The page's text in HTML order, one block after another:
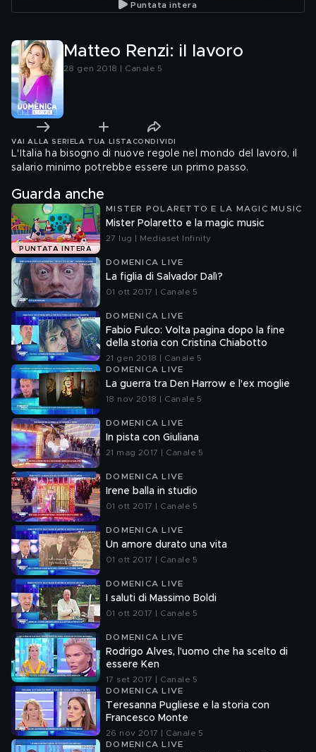
Puntata intera
Matteo Renzi: il lavoro
28 gen 2018 | Canale 5
VAI ALLA SERIE LA TUA LISTA CONDIVIDI
L'Italia ha bisogno di nuove regole nel mondo del lavoro, il
salario minimo potrebbe essere un primo passo.
Guarda anche
PUNTATA INTERA
MISTER POLARETTO E LA MAGIC MUSIC
Mister Polaretto e la magic music
27 lug | Mediaset Infinity
DOMENICA LIVE
La figlia di Salvador Dalì?
01 ott 2017 | Canale 5
DOMENICA LIVE
Fabio Fulco: Volta pagina dopo la fine
della storia con Cristina Chiabotto
21 gen 2018 | Canale 5
DOMENICA LIVE
La guerra tra Den Harrow e l'ex moglie
18 nov 2018 | Canale 5
DOMENICA LIVE
In pista con Giuliana
21 mag 2017 | Canale 5
DOMENICA LIVE
Irene balla in studio
01 ott 2017 | Canale 5
DOMENICA LIVE
Un amore durato una vita
01 ott 2017 | Canale 5
DOMENICA LIVE
I saluti di Massimo Boldi
01 ott 2017 | Canale 5
DOMENICA LIVE
Rodrigo Alves, l'uomo che ha scelto di
essere Ken
17 set 2017 | Canale 5
DOMENICA LIVE
Teresanna Pugliese e la storia con
Francesco Monte
26 nov 2017 | Canale 5
DOMENICA LIVE